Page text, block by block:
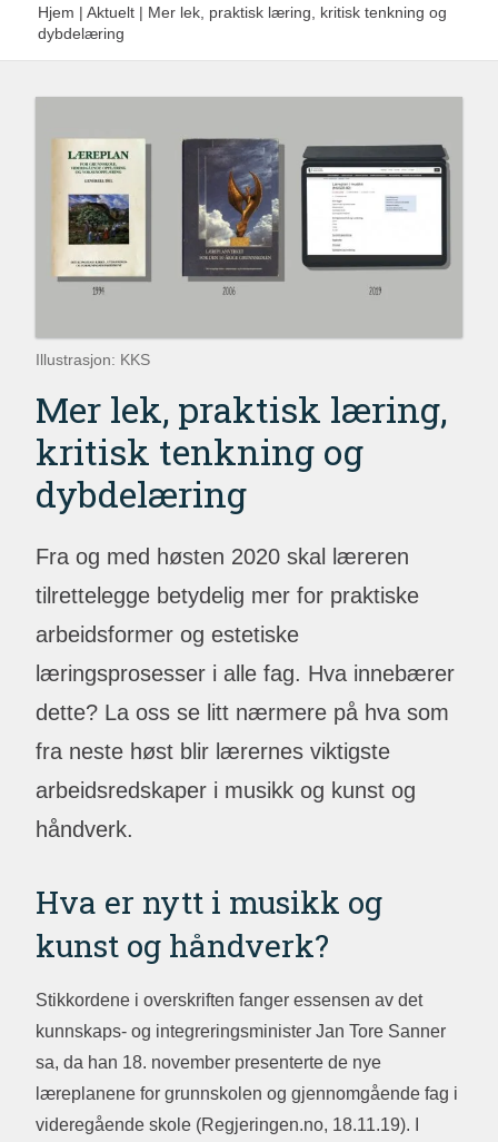
Hjem | Aktuelt | Mer lek, praktisk læring, kritisk tenkning og
dybdelæring
Illustrasjon: KKS
Mer lek, praktisk læring,
kritisk tenkning og
dybdelæring
Fra og med høsten 2020 skal læreren
tilrettelegge betydelig mer for praktiske
arbeidsformer og estetiske
læringsprosesser i alle fag. Hva innebærer
dette? La oss se litt nærmere på hva som
fra neste høst blir lærernes viktigste
arbeidsredskaper i musikk og kunst og
håndverk.
Hva er nytt i musikk og
kunst og håndverk?
Stikkordene i overskriften fanger essensen av det
kunnskaps- og integreringsminister Jan Tore Sanner
sa, da han 18. november presenterte de nye
læreplanene for grunnskolen og gjennomgående fag i
videregående skole (Regjeringen.no, 18.11.19). I